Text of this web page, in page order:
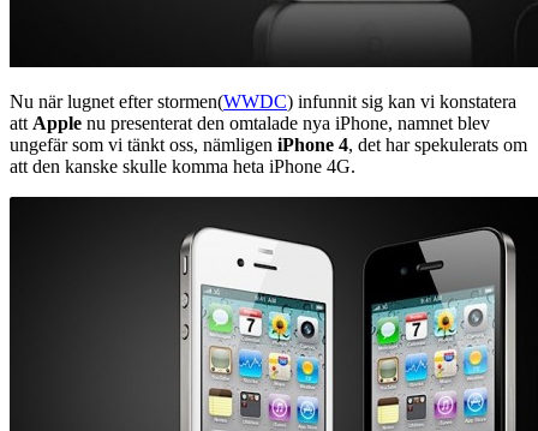
Nu när lugnet efter stormen(WWDC) infunnit sig kan vi konstatera
att Apple nu presenterat den omtalade nya iPhone, namnet blev
ungefär som vi tänkt oss, nämligen iPhone 4, det har spekulerats om
att den kanske skulle komma heta iPhone 4G.